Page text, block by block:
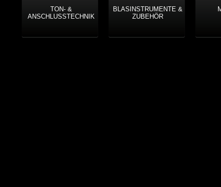
TON- &
ANSCHLUSSTECHNIK
BLASINSTRUMENTE &
ZUBEHÖR